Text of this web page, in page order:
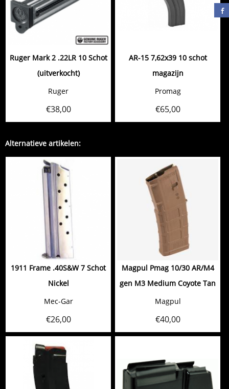
Ruger Mark 2 .22LR 10 Schot
(uitverkocht)
Ruger
€38,00
AR-15 7,62x39 10 schot
magazijn
Promag
€65,00
Alternatieve artikelen:
1911 Frame .40S&W 7 Schot
Nickel
Mec-Gar
€26,00
Magpul Pmag 10/30 AR/M4
gen M3 Medium Coyote Tan
Magpul
€40,00